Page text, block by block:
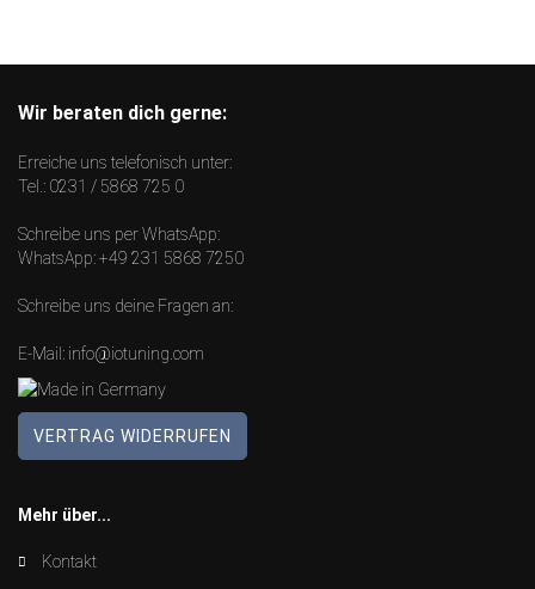
Wir beraten dich gerne:
Erreiche uns telefonisch unter:
Tel.: 0231 / 5868 725 0
Schreibe uns per WhatsApp:
WhatsApp:+49 231 5868 7250
Schreibe uns deine Fragen an:
E-Mail: info@iotuning.com
VERTRAG WIDERRUFEN
Mehr über...
Kontakt